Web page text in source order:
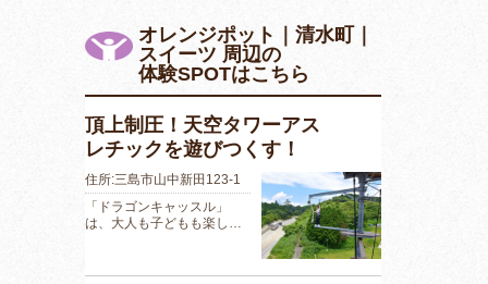
オレンジポット｜清水町｜
スイーツ 周辺の
体験SPOTはこちら
頂上制圧！天空タワーアス
レチックを遊びつくす！
住所:三島市山中新田123-1
「ドラゴンキャッスル」
は、大人も子どもも楽し…